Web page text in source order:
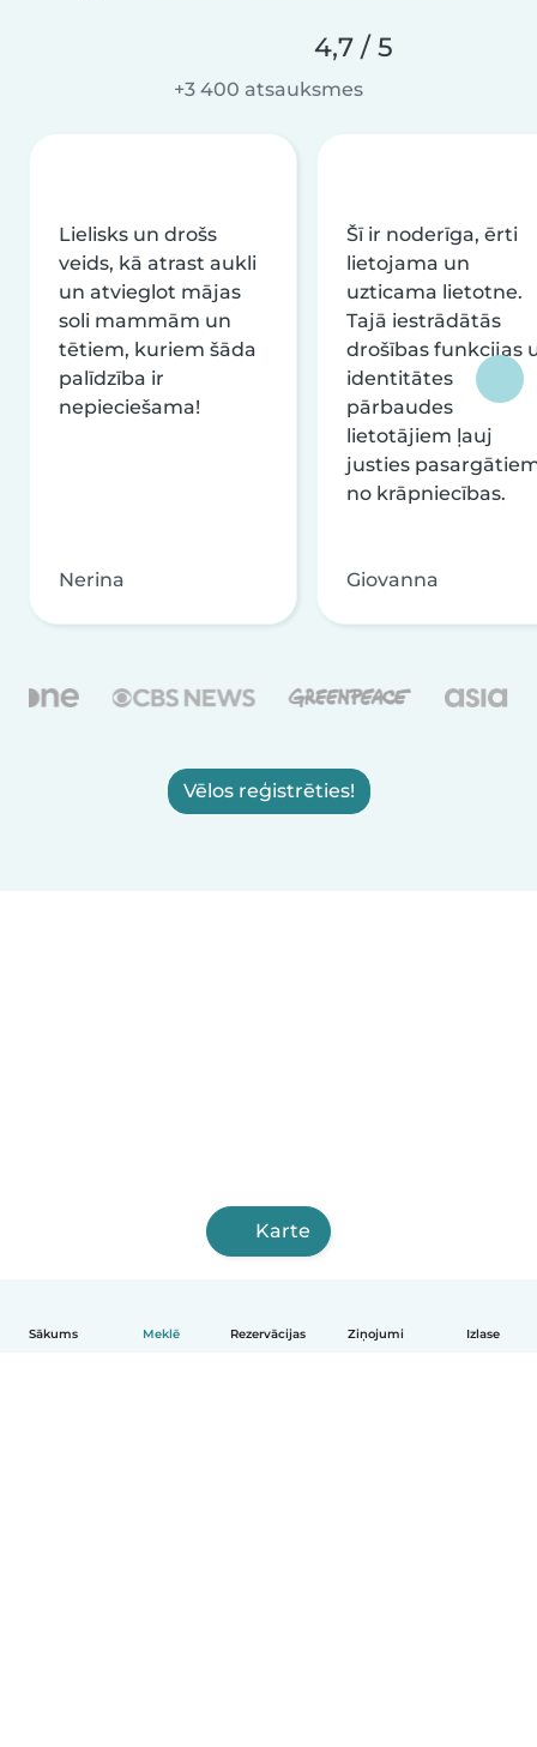
Sākums Meklē Rezervācijas Ziņojumi Izlase
4,7 / 5
+3 400 atsauksmes
Lielisks un drošs
veids, kā atrast aukli
un atvieglot mājas
soli mammām un
tētiem, kuriem šāda
palīdzība ir
nepieciešama!
Nerina
Šī ir noderīga, ērti
lietojama un
uzticama lietotne.
Tajā iestrādātās
drošības funkcijas
identitātes
pārbaudes
lietotājiem ļauj
justies
no krāpniecības.
Giovanna
Vēlos reģistrēties!
Karte